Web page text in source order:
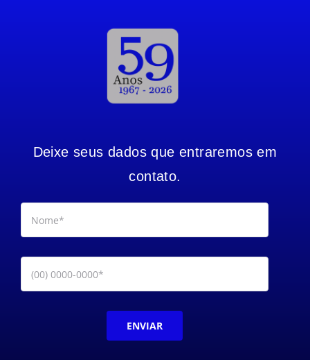
Deixe seus dados que entraremos em
contato.
ENVIAR